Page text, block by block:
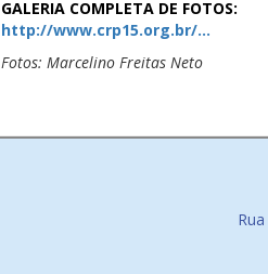
GALERIA COMPLETA DE FOTOS:
http://www.crp15.org.br/…
Fotos: Marcelino Freitas Neto